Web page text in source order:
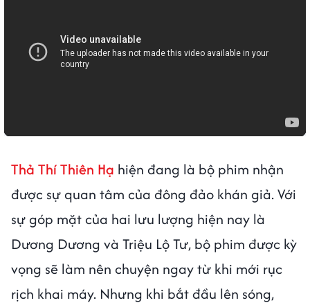
Thả Thí Thiên Hạ hiện đang là bộ phim nhận
được sự quan tâm của đông đảo khán giả. Với
sự góp mặt của hai lưu lượng hiện nay là
Dương Dương và Triệu Lộ Tư, bộ phim được kỳ
vọng sẽ làm nên chuyện ngay từ khi mới rục
rịch khai máy. Nhưng khi bắt đầu lên sóng,